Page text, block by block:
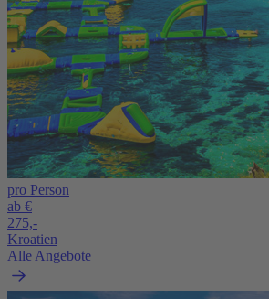
pro Person
ab €
275,-
Kroatien
Alle Angebote